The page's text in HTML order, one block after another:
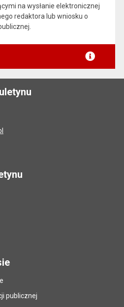
na wysłanie elektronicznej
redaktora lub wniosku o
publicznej